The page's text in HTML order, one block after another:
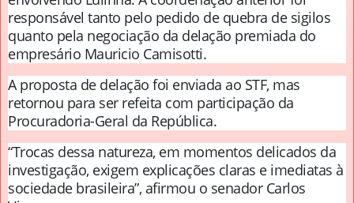
responsável tanto pelo pedido de quebra de sigilos
quanto pela negociação da delação premiada do
empresário Mauricio Camisotti.
A proposta de delação foi enviada ao STF, mas
retornou para ser refeita com participação da
Procuradoria-Geral da República.
“Trocas dessa natureza, em momentos delicados da
investigação, exigem explicações claras e imediatas à
sociedade brasileira”, afirmou o senador Carlos